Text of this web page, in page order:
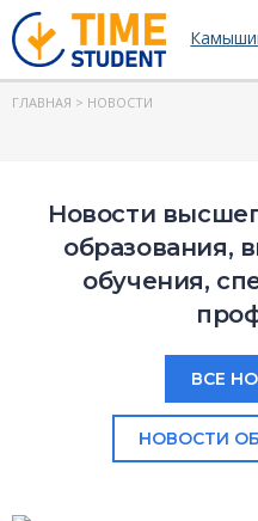
ГЛАВНАЯ > НОВОСТИ
Новости
образования,
обучения,
ВСЕ
НОВОСТИ